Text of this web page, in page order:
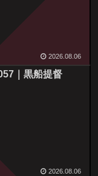
2026.08.06
｜黒船提督
2026.08.06